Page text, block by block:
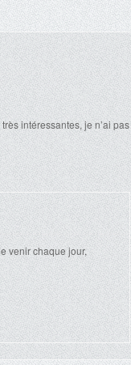
intéressantes, je n’ai pas
venir chaque jour,